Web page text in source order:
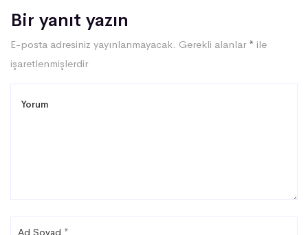
Bir yanıt yazın
E-posta adresiniz yayınlanmayacak. Gerekli alanlar * ile
işaretlenmişlerdir